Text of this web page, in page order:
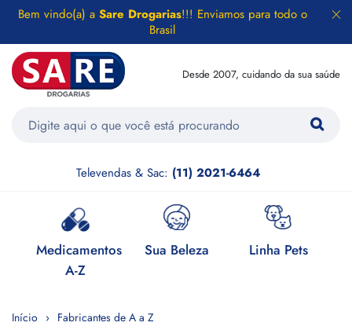
Bem vindo(a) a Sare Drogarias!!! Enviamos para todo o
Brasil
Desde 2007, cuidando da sua saúde
Televendas & Sac: (11) 2021-6464
Medicamentos
A-Z
Sua Beleza Linha Pets
Início Fabricantes de A a Z